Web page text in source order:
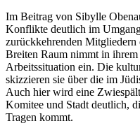
Im Beitrag von Sibylle
Konflikte deutlich im
zurückkehrenden Mitgliedern
Breiten Raum nimmt in
Arbeitssituation ein. Die
skizzieren sie über die im
Auch hier wird eine
Komitee und Stadt deutlich,
Tragen kommt.